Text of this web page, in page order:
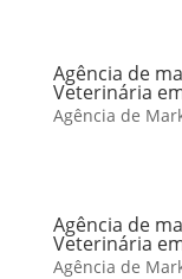
Agência de
Veterinária
Agência de
Agência de
Veterinária
Agência de